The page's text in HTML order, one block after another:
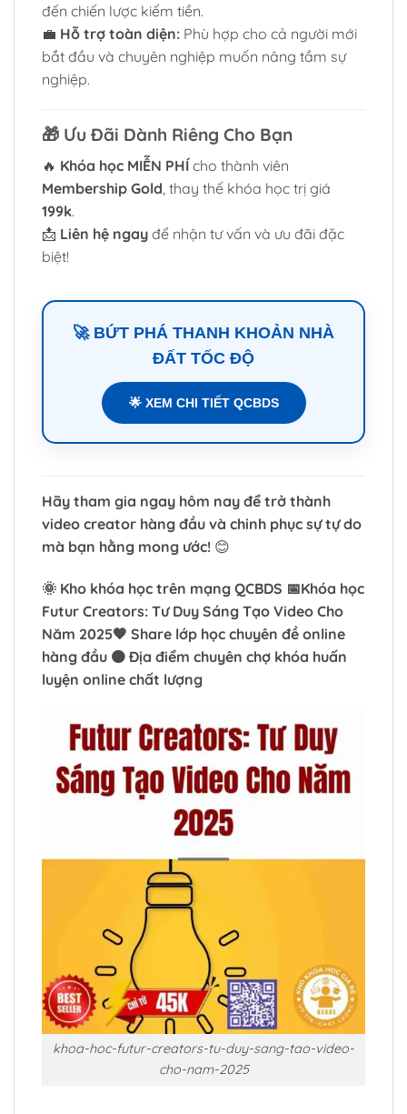
đến chiến lược kiếm tiền.
💼 Hỗ trợ toàn diện: Phù hợp cho cả người mới
bắt đầu và chuyên nghiệp muốn nâng tầm sự
nghiệp.
🎁 Ưu Đãi Dành Riêng Cho Bạn
🔥 Khóa học MIỄN PHÍcho thành viên
Membership Gold , thay thế khóa học trị giá
199k.
📩 Liên hệ ngay để nhận tư vấn và ưu đãi đặc
biệt!
🚀 BỨT PHÁ THANH KHOẢN NHÀ
ĐẤT TỐC ĐỘ
🌟 XEM CHI TIẾT QCBDS
Hãy tham gia ngay hôm nay để trở thành
video creator hàng đầu và chinh phục sự tự do
mà bạn hằng mong ước! 😊
🌞 Kho khóa học trên mạng QCBDS 📅Khóa học
Futur Creators: Tư Duy Sáng Tạo Video Cho
Năm 2025🧡 Share lớp học chuyên đề online
hàng đầu 🟠 Địa điểm chuyên chợ khóa huấn
luyện online chất lượng
khoa-hoc-futur-creators-tu-duy-sang-tao-video-
cho-nam-2025